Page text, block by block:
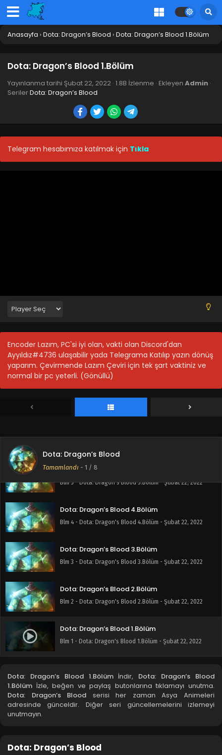
Anasayfa › Dota: Dragon’s Blood › Dota: Dragon’s Blood 1.Bölüm
Dota: Dragon’s Blood 1.Bölüm
Yayınlanma tarihi Şubat 22, 2022 · 1.8B İzlenme · Ekleyen Admin ·
SerilerDota: Dragon’s Blood
Telegram hesabımıza katılmak için Tıkla
Encoder Lazım, PC'si iyi olan, vakti olan Discord'dan
Ayyıldız#4736 ulaşabilir yada Telegrama Katılıp yazın dönüş
yaparım. Çevirmende Lazım Çeviri için tek şart vaktiniz ve
normal bir pc yeterli. (Gönüllü)
Dota: Dragon’s Blood
Tamamlandı - 1 / 8
Dota: Dragon’s Blood 8.Bölüm Final
Blm 8 - Dota: Dragon's Blood 8.Bölüm Final - Şubat 22,
2022
Dota: Dragon’s Blood 7.Bölüm
Blm 7 - Dota: Dragon's Blood 7.Bölüm - Şubat 22, 2022
Dota: Dragon’s Blood 5.Bölüm
Blm 5 - Dota: Dragon's Blood 5.Bölüm - Şubat 22, 2022
Dota: Dragon’s Blood 4.Bölüm
Blm 4 - Dota: Dragon's Blood 4.Bölüm - Şubat 22, 2022
Dota: Dragon’s Blood 3.Bölüm
Blm 3 - Dota: Dragon's Blood 3.Bölüm - Şubat 22, 2022
Dota: Dragon’s Blood 2.Bölüm
Blm 2 - Dota: Dragon's Blood 2.Bölüm - Şubat 22, 2022
Dota: Dragon’s Blood 1.Bölüm
Blm 1 - Dota: Dragon's Blood 1.Bölüm - Şubat 22, 2022
Dota: Dragon’s Blood 1.Bölümİndir, Dota: Dragon’s Blood
1.Bölüm İzle, beğen ve paylaş butonlarına tıklamayı unutma.
Dota: Dragon’s Blood serisi her zaman Asya Animeleri
adresinde günceldir. Diğer seri güncellemelerini izlemeyi
unutmayın.
Dota: Dragon’s Blood